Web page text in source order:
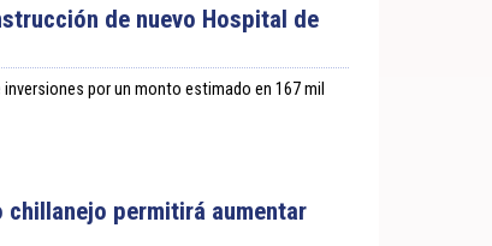
de nuevo Hospital de
por un monto estimado en 167 mil
permitirá aumentar